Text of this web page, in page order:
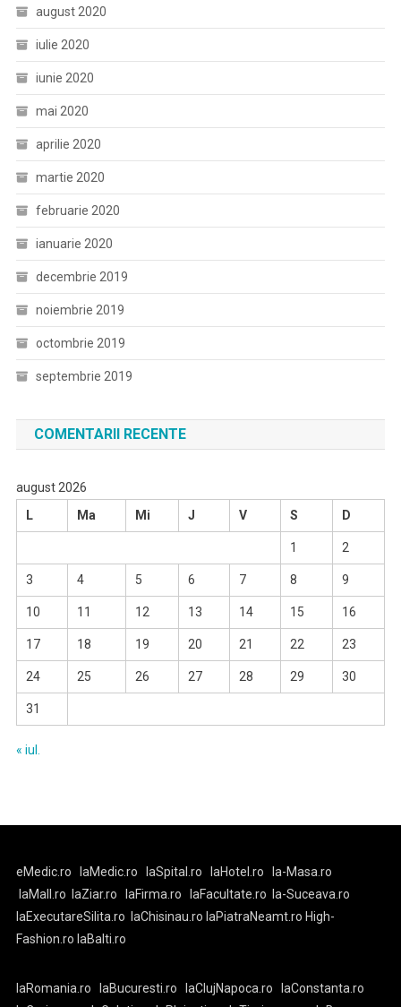
august 2020
iulie 2020
iunie 2020
mai 2020
aprilie 2020
martie 2020
februarie 2020
ianuarie 2020
decembrie 2019
noiembrie 2019
octombrie 2019
septembrie 2019
COMENTARII RECENTE
august 2026
L
Ma Mi J V S D
1 2
3 4 5 6 7 8 9
10 11 12 13 14 15 16
17 18 19 20 21 22 23
24 25 26 27 28 29 30
31
« iul.
eMedic.ro laMedic.ro laSpital.ro laHotel.ro
la-Masa.ro
laMall.ro
laZiar.ro laFirma.ro laFacultate.ro
la-Suceava.ro
laExecutareSilita.ro
laChisinau.ro laPiatraNeamt.ro High-
Fashion.ro laBalti.ro
laRomania.ro laBucuresti.ro laClujNapoca.ro
laConstanta.ro